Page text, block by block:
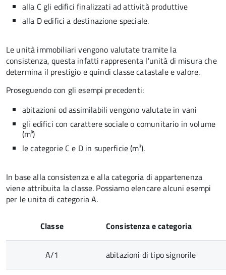
alla C gli edifici finalizzati ad attività produttive
alla D edifici a destinazione speciale.
Le unità immobiliari vengono valutate tramite la
consistenza, questa infatti rappresenta l'unità di misura che
determina il prestigio e quindi classe catastale e valore.
Proseguendo con gli esempi precedenti:
abitazioni od assimilabili vengono valutate in vani
gli edifici con carattere sociale o comunitario in volume
(m³)
le categorie C e D in superficie (m²).
In base alla consistenza e alla categoria di appartenenza
viene attribuita la classe. Possiamo elencare alcuni esempi
per le unita di categoria A.
Classe Consistenza e categoria
A/1 abitazioni di tipo signorile